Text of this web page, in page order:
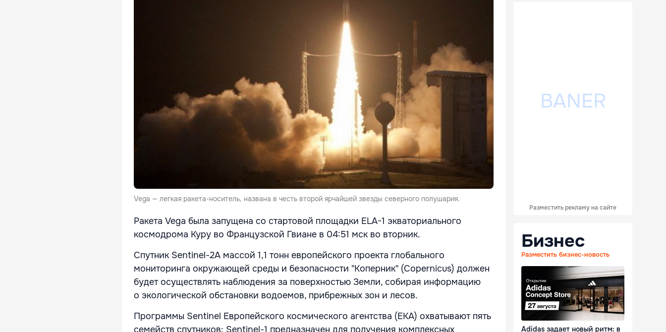
Vega — легкая ракета-носитель, названа в честь второй ярчайшей звезды северного полушария.
Ракета Vega была запущена со стартовой площадки ELA-1 экваториального
космодрома Куру во Французской Гвиане в 04:51 мск во вторник.
Спутник Sentinel-2А массой 1,1 тонн европейского проекта глобального
мониторинга окружающей среды и безопасности "Коперник" (Copernicus) должен
будет осуществлять наблюдения за поверхностью Земли, собирая информацию
о экологической обстановки водоемов, прибрежных зон и лесов.
Программы Sentinel Европейского космического агентства (ЕКА) охватывают пять
семейств спутников: Sentinel-1 предназначен для получения комплексных
Разместить рекламу на сайте
Бизнес
Разместить бизнес-новость
Adidas задает новый ритм: в